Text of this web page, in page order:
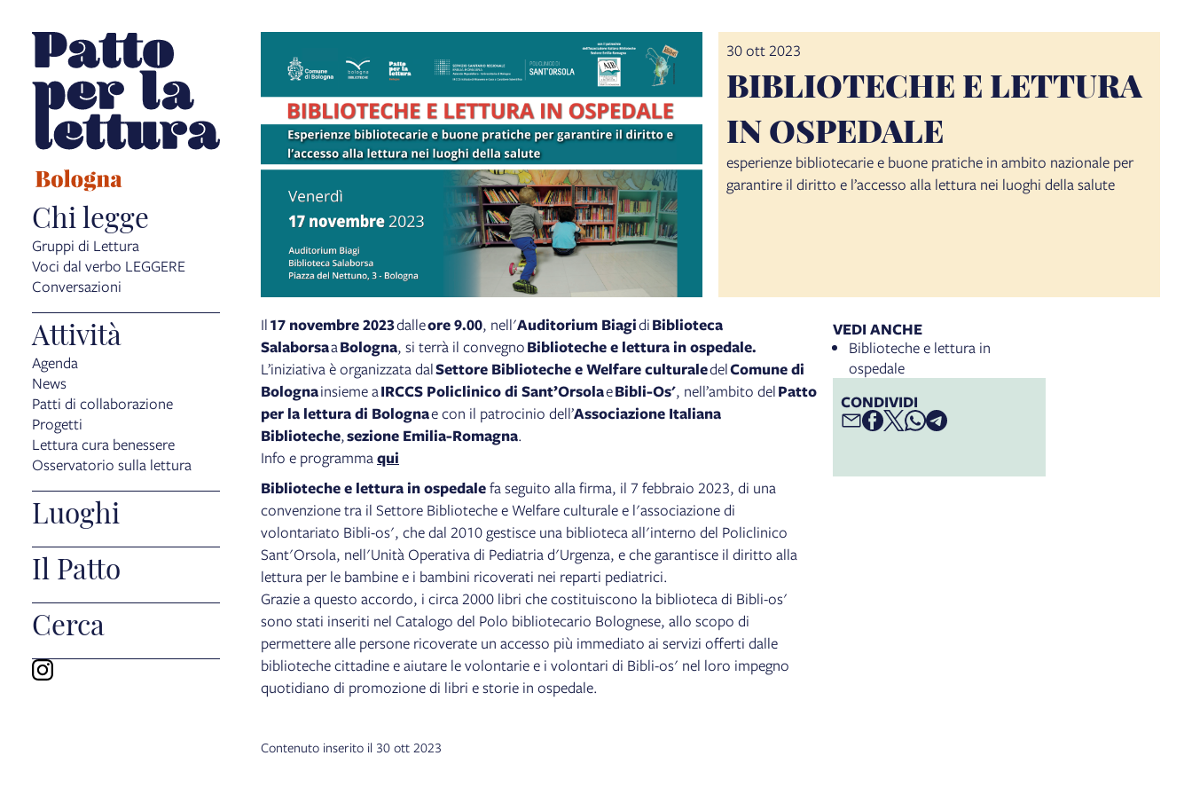
Chi legge
Gruppi di Lettura
Voci dal verbo LEGGERE
Conversazioni
Attività
Agenda
News
Patti di collaborazione
Progetti
Lettura cura benessere
Osservatorio sulla lettura
Luoghi
Il Patto
Cerca
30 ott 2023
BIBLIOTECHE E LETTURA
IN OSPEDALE
esperienze bibliotecarie e buone pratiche in ambito nazionale per
garantire il diritto e l’accesso alla lettura nei luoghi della salute
Il17 novembre 2023dalleore 9.00, nell'Auditorium BiagidiBiblioteca
SalaborsaaBologna, si terrà il convegnoBiblioteche e lettura in ospedale.
L’iniziativa è organizzata dalSettore Biblioteche e Welfare culturaledelComune di
Bolognainsieme aIRCCS Policlinico di Sant’OrsolaeBibli-Os', nell’ambito delPatto
per la lettura di Bolognae con il patrocinio dell’Associazione Italiana
Biblioteche,sezione Emilia-Romagna.
Info e programmaqui
Biblioteche e lettura in ospedalefa seguito alla firma, il 7 febbraio 2023, di una
convenzione tra il Settore Biblioteche e Welfare culturale e l'associazione di
volontariato Bibli-os', che dal 2010 gestisce una biblioteca all'interno del Policlinico
Sant'Orsola, nell'Unità Operativa di Pediatria d'Urgenza, e che garantisce il diritto alla
lettura per le bambine e i bambini ricoverati nei reparti pediatrici.
Grazie a questo accordo, i circa 2000 libri che costituiscono la biblioteca di Bibli-os'
sono stati inseriti nel Catalogo del Polo bibliotecario Bolognese, allo scopo di
permettere alle persone ricoverate un accesso più immediato ai servizi offerti dalle
biblioteche cittadine e aiutare le volontarie e i volontari di Bibli-os' nel loro impegno
quotidiano di promozione di libri e storie in ospedale.
VEDI ANCHE
Biblioteche e lettura in
ospedale
CONDIVIDI
Contenuto inserito il 30 ott 2023